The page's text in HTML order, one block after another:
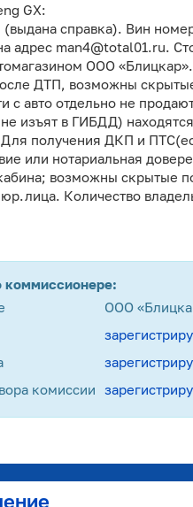
GX:
справка). Вин
адрес man4@total01.ru.
ООО
ДТП, возможны
с авто отдельно не
изъят в ГИБДД)
Для получения ДКП и
или нотариальная
возможны скрытые
юр.лица. Количество
ООО
комиссии